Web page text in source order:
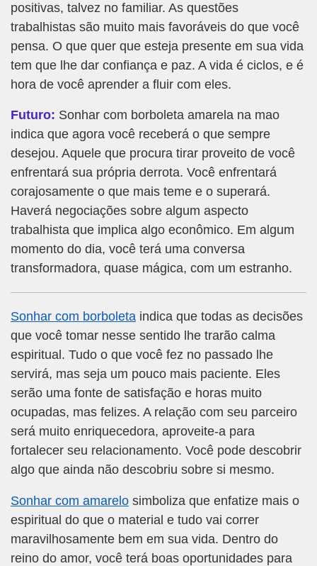
positivas, talvez no familiar. As questões
trabalhistas são muito mais favoráveis do que você
pensa. O que quer que esteja presente em sua vida
tem que lhe dar confiança e paz. A vida é ciclos, e é
hora de você aprender a fluir com eles.
Futuro: Sonhar com borboleta amarela na mao
indica que agora você receberá o que sempre
desejou. Aquele que procura tirar proveito de você
enfrentará sua própria derrota. Você enfrentará
corajosamente o que mais teme e o superará.
Haverá negociações sobre algum aspecto
trabalhista que implica algo econômico. Em algum
momento do dia, você terá uma conversa
transformadora, quase mágica, com um estranho.
Sonhar com borboleta indica que todas as decisões
que você tomar nesse sentido lhe trarão calma
espiritual. Tudo o que você fez no passado lhe
servirá, mas seja um pouco mais paciente. Eles
serão uma fonte de satisfação e horas muito
ocupadas, mas felizes. A relação com seu parceiro
será muito enriquecedora, aproveite-a para
fortalecer seu relacionamento. Você pode descobrir
algo que ainda não descobriu sobre si mesmo.
Sonhar com amarelo simboliza que enfatize mais o
espiritual do que o material e tudo vai correr
maravilhosamente bem em sua vida. Dentro do
reino do amor, você terá boas oportunidades para